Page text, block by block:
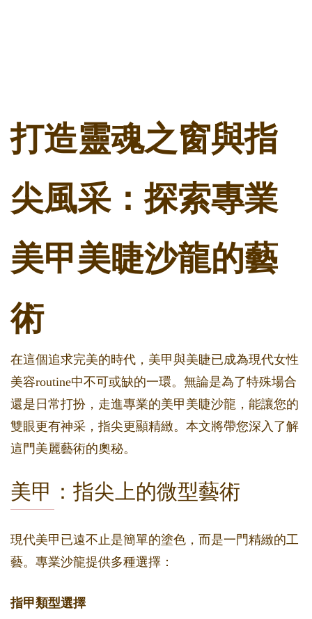
打造靈魂之窗與指
尖風采：探索專業
美甲美睫沙龍的藝
術
在這個追求完美的時代，美甲與美睫已成為現代女性
美容routine中不可或缺的一環。無論是為了特殊場合
還是日常打扮，走進專業的美甲美睫沙龍，能讓您的
雙眼更有神采，指尖更顯精緻。本文將帶您深入了解
這門美麗藝術的奧秘。
美甲：指尖上的微型藝術
現代美甲已遠不止是簡單的塗色，而是一門精緻的工
藝。專業沙龍提供多種選擇：
指甲類型選擇